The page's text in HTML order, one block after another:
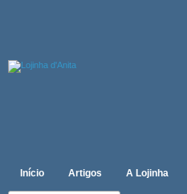
Início Artigos A Lojinha